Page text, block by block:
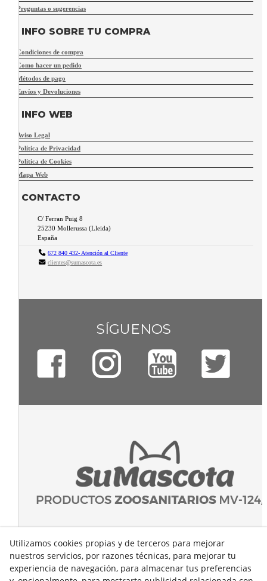
Preguntas o sugerencias
INFO SOBRE TU COMPRA
Condiciones de compra
Como hacer un pedido
Métodos de pago
Envíos y Devoluciones
INFO WEB
Aviso Legal
Política de Privacidad
Política de Cookies
Mapa Web
CONTACTO
C/ Ferran Puig 8
25230 Mollerussa (Lleida)
España
672 840 432- Atención al Cliente
clientes@sumascota.es
SÍGUENOS
Utilizamos cookies propias y de terceros para mejorar
nuestros servicios, por razones técnicas, para mejorar tu
experiencia de navegación, para almacenar tus preferencias